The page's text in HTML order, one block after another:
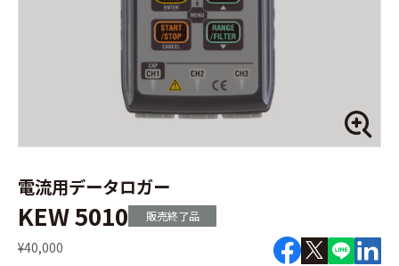
電流用データロガー
KEW 5010 販売終了品
¥40,000